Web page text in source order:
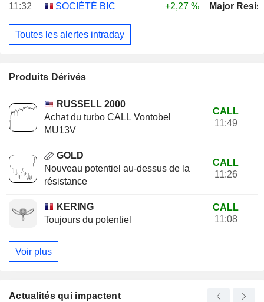
11:32
SOCIÉTÉ BIC +2,27 % Major
Toutes les alertes intraday
Produits Dérivés
RUSSELL 2000
Achat du turbo CALL Vontobel
MU13V
CALL
11:49
GOLD
Nouveau potentiel au-dessus de la
résistance
CALL
11:26
KERING
Toujours du potentiel
CALL
11:08
Voir plus
Actualités qui impactent